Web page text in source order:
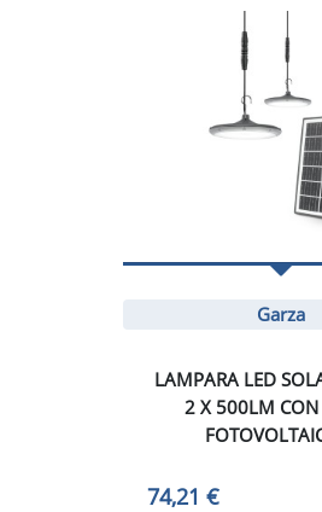
Garza
LAMPARA LED
2 X 500LM CON
74,21 €